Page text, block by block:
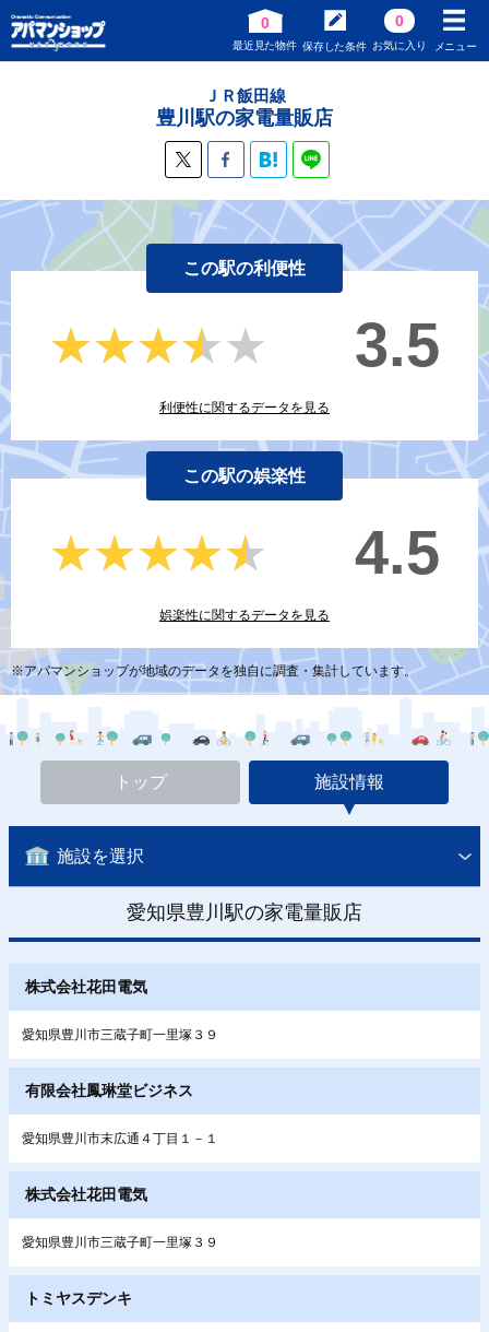
0
最近見た物件 保存した条件
0
お気に入り メニュー
ＪＲ飯田線
豊川駅の家電量販店
この駅の利便性
★★★★★
★★★★★ 3.5
利便性に関するデータを見る
この駅の娯楽性
★★★★★
★★★★★ 4.5
娯楽性に関するデータを見る
※アパマンショップが地域のデータを独自に調査・集計しています。
トップ 施設情報
施設を選択
愛知県豊川駅の家電量販店
株式会社花田電気
愛知県豊川市三蔵子町一里塚３９
有限会社鳳琳堂ビジネス
愛知県豊川市末広通４丁目１－１
株式会社花田電気
愛知県豊川市三蔵子町一里塚３９
トミヤスデンキ